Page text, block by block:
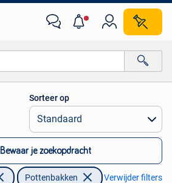
Alle afstanden…
Sorteer op
Bewaar je zoekopdracht
Pottenbakken Verwijder filters